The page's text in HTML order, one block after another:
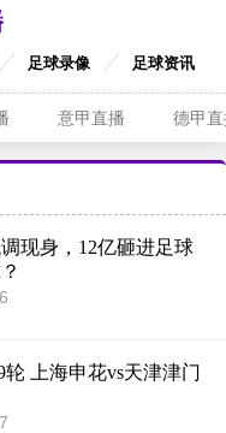
足球录像 足球资讯
意甲直播 德甲
现身，12亿砸进足球
轮 上海申花vs天津津门